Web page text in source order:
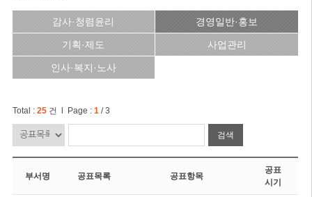
감사·청렴윤리 경영일반·홍보
기획·제도 사업관리
인사·복지·노사
Total : 25건 l Page : 1/ 3
검색
부서명 공표목록 공표항목
공표
시기